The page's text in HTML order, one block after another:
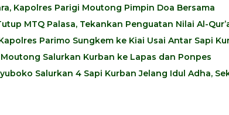
Kapolres Parigi Moutong Pimpin Doa Bersama
MTQ Palasa, Tekankan Penguatan Nilai Al-
Parimo Sungkem ke Kiai Usai Antar Sapi
Salurkan Kurban ke Lapas dan Ponpes
Salurkan 4 Sapi Kurban Jelang Idul Adha,